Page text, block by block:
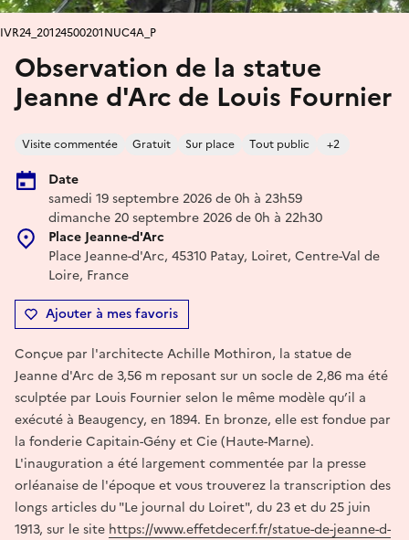
Observation de la statue
Jeanne d'Arc de Louis Fournier
Visite commentée Gratuit Sur place Tout public +2
Date
samedi 19 septembre 2026 de 0h à 23h59
dimanche 20 septembre 2026 de 0h à 22h30
Place Jeanne-d'Arc
Place Jeanne-d'Arc, 45310 Patay, Loiret, Centre-Val de
Loire, France
Ajouter à mes favoris
IVR24_20124500201NUC4A_P
Conçue par l'architecte Achille Mothiron, la statue de
Jeanne d'Arc de 3,56 m reposant sur un socle de 2,86 ma été
sculptée par Louis Fournier selon le même modèle qu’il a
exécuté à Beaugency, en 1894. En bronze, elle est fondue par
la fonderie Capitain-Gény et Cie (Haute-Marne).
L'inauguration a été largement commentée par la presse
orléanaise de l'époque et vous trouverez la transcription des
longs articles du "Le journal du Loiret", du 23 et du 25 juin
1913, sur le site https://www.effetdecerf.fr/statue-de-jeanne-d-